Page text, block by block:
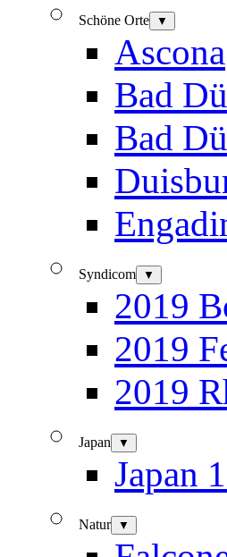
Schöne Orte ▼
Ascona
Bad
Bad
Syndicom ▼
2019
2019
2019
Japan ▼
Japan
Natur ▼